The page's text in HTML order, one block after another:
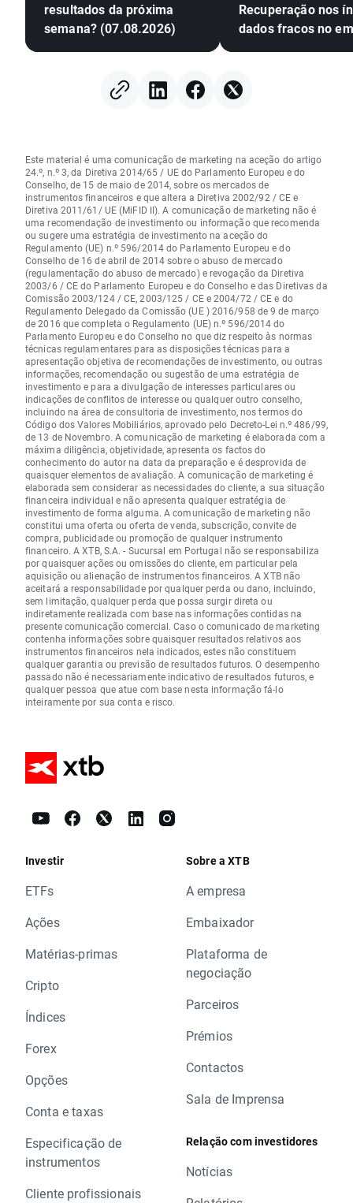
resultados da próxima
semana? (07.08.2026)
Recuperação nos
dados fracos no
Este material é uma comunicação de marketing na aceção do artigo
24.º, n.º 3, da Diretiva 2014/65 / UE do Parlamento Europeu e do
Conselho, de 15 de maio de 2014, sobre os mercados de
instrumentos financeiros e que altera a Diretiva 2002/92 / CE e
Diretiva 2011/61/ UE (MiFID II). A comunicação de marketing não é
uma recomendação de investimento ou informação que recomenda
ou sugere uma estratégia de investimento na aceção do
Regulamento (UE) n.º 596/2014 do Parlamento Europeu e do
Conselho de 16 de abril de 2014 sobre o abuso de mercado
(regulamentação do abuso de mercado) e revogação da Diretiva
2003/6 / CE do Parlamento Europeu e do Conselho e das Diretivas da
Comissão 2003/124 / CE, 2003/125 / CE e 2004/72 / CE e do
Regulamento Delegado da Comissão (UE ) 2016/958 de 9 de março
de 2016 que completa o Regulamento (UE) n.º 596/2014 do
Parlamento Europeu e do Conselho no que diz respeito às normas
técnicas regulamentares para as disposições técnicas para a
apresentação objetiva de recomendações de investimento, ou outras
informações, recomendação ou sugestão de uma estratégia de
investimento e para a divulgação de interesses particulares ou
indicações de conflitos de interesse ou qualquer outro conselho,
incluindo na área de consultoria de investimento, nos termos do
Código dos Valores Mobiliários, aprovado pelo Decreto-Lei n.º 486/99,
de 13 de Novembro. A comunicação de marketing é elaborada com a
máxima diligência, objetividade, apresenta os factos do
conhecimento do autor na data da preparação e é desprovida de
quaisquer elementos de avaliação. A comunicação de marketing é
elaborada sem considerar as necessidades do cliente, a sua situação
financeira individual e não apresenta qualquer estratégia de
investimento de forma alguma. A comunicação de marketing não
constitui uma oferta ou oferta de venda, subscrição, convite de
compra, publicidade ou promoção de qualquer instrumento
financeiro. A XTB, S.A. - Sucursal em Portugal não se responsabiliza
por quaisquer ações ou omissões do cliente, em particular pela
aquisição ou alienação de instrumentos financeiros. A XTB não
aceitará a responsabilidade por qualquer perda ou dano, incluindo,
sem limitação, qualquer perda que possa surgir direta ou
indiretamente realizada com base nas informações contidas na
presente comunicação comercial. Caso o comunicado de marketing
contenha informações sobre quaisquer resultados relativos aos
instrumentos financeiros nela indicados, estes não constituem
qualquer garantia ou previsão de resultados futuros. O desempenho
passado não é necessariamente indicativo de resultados futuros, e
qualquer pessoa que atue com base nesta informação fá-lo
inteiramente por sua conta e risco.
Investir
ETFs
Ações
Matérias-primas
Cripto
Índices
Forex
Opções
Conta e taxas
Especificação de
instrumentos
Cliente profissionais
Sobre a XTB
A empresa
Embaixador
Plataforma de
negociação
Parceiros
Prémios
Contactos
Sala de Imprensa
Relação com investidores
Notícias